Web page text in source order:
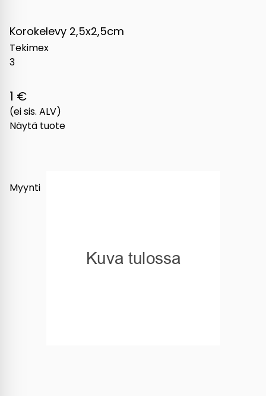
Korokelevy 2,5x2,5cm
Tekimex
3
1 €
(ei sis. ALV)
Näytä tuote
Myynti